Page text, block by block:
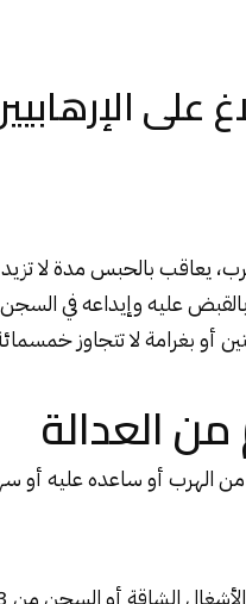
على
فهرب، يعاقب بالحبس مدة
بالقبض عليه وإيداعه في
أو بغرامة لا تتجاوز
العدالة
عليه من الهرب أو ساعده عليه